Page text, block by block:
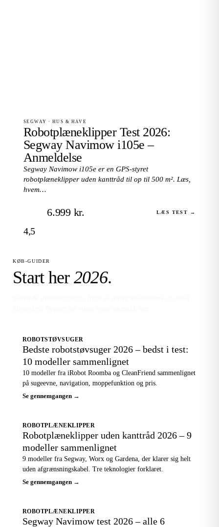
SEGWAY · HUS & HAVE
Robotplæneklipper Test 2026:
Segway Navimow i105e –
Anmeldelse
Segway Navimow i105e er en GPS-styret
robotplæneklipper uden kanttråd til op til 500 m². Læs,
hvem…
4,5
6.999 kr. LÆS TEST →
KØB-GUIDER
Start her 2026.
ROBOTSTØVSUGER
Bedste robotstøvsuger 2026 – bedst i test:
10 modeller sammenlignet
10 modeller fra iRobot Roomba og CleanFriend sammenlignet
på sugeevne, navigation, moppefunktion og pris.
Se gennemgangen →
ROBOTPLÆNEKLIPPER
Robotplæneklipper uden kanttråd 2026 – 9
modeller sammenlignet
9 modeller fra Segway, Worx og Gardena, der klarer sig helt
uden afgrænsningskabel. Tre teknologier forklaret.
Se gennemgangen →
ROBOTPLÆNEKLIPPER
Segway Navimow test 2026 – alle 6